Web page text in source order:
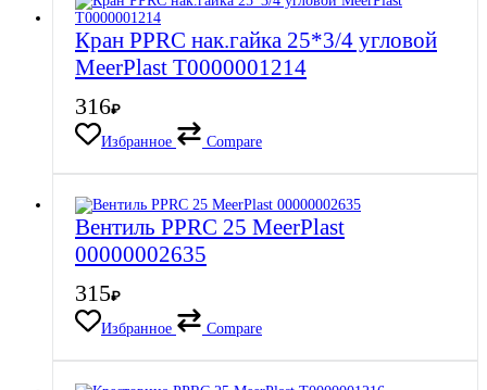
Кран PPRC нак.гайка 25*3/4 угловой
MeerPlast Т0000001214
316₽
Избранное
Compare
Вентиль PPRC 25 MeerPlast
00000002635
315₽
Избранное
Compare